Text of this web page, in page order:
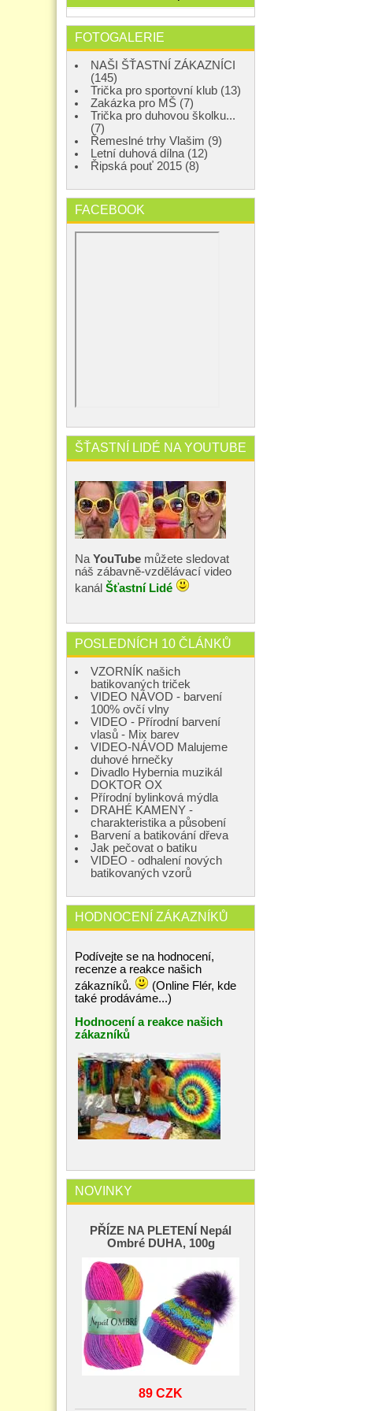
FOTOGALERIE
NAŠI ŠŤASTNÍ ZÁKAZNÍCI
(145)
Trička pro sportovní klub (13)
Zakázka pro MŠ (7)
Trička pro duhovou školku...
(7)
Řemeslné trhy Vlašim (9)
Letní duhová dílna (12)
Řipská pouť 2015 (8)
FACEBOOK
ŠŤASTNÍ LIDÉ NA YOUTUBE
Na YouTube můžete sledovat
náš zábavně-vzdělávací video
kanál Šťastní Lidé
POSLEDNÍCH 10 ČLÁNKŮ
VZORNÍK našich
batikovaných triček
VIDEO NÁVOD - barvení
100% ovčí vlny
VIDEO - Přírodní barvení
vlasů - Mix barev
VIDEO-NÁVOD Malujeme
duhové hrnečky
Divadlo Hybernia muzikál
DOKTOR OX
Přírodní bylinková mýdla
DRAHÉ KAMENY -
charakteristika a působení
Barvení a batikování dřeva
Jak pečovat o batiku
VIDEO - odhalení nových
batikovaných vzorů
HODNOCENÍ ZÁKAZNÍKŮ
Podívejte se na hodnocení,
recenze a reakce našich
zákazníků.
(Online Flér, kde
také prodáváme...)
Hodnocení a reakce našich
zákazníků
NOVINKY
PŘÍZE NA PLETENÍ Nepál
Ombré DUHA, 100g
89 CZK